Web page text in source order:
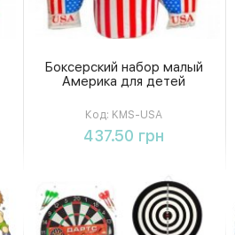
Боксерский набор малый
Америка для детей
Код: KMS-USA
437.50 грн
Купить